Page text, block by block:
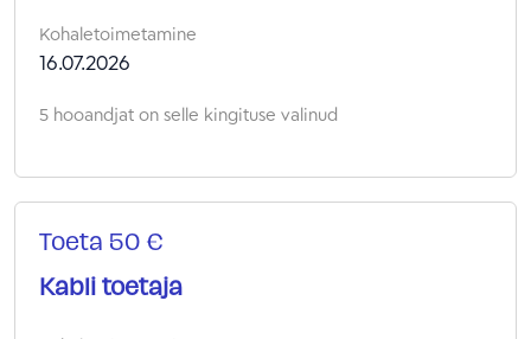
Kohaletoimetamine
16.07.2026
5 hooandjat on selle kingituse valinud
Toeta 50 €
Kabli toetaja